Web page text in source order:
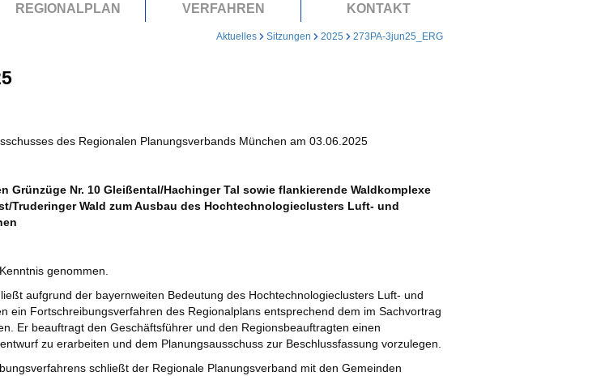
REGIONALPLAN VERFAHREN KONTAKT
Aktuelles Sitzungen 2025 273PA-3jun25_ERG
des Regionalen Planungsverbands München am 03.06.2025
Grünzüge Nr. 10 Gleißental/Hachinger Tal sowie flankierende Waldkomplexe
Truderinger Wald zum Ausbau des Hochtechnologieclusters Luft- und
genommen.
aufgrund der bayernweiten Bedeutung des Hochtechnologieclusters Luft- und
ein Fortschreibungsverfahren des Regionalplans entsprechend dem im Sachvortrag
Er beauftragt den Geschäftsführer und den Regionsbeauftragten einen
zu erarbeiten und dem Planungsausschuss zur Beschlussfassung vorzulegen.
schließt der Regionale Planungsverband mit den Gemeinden